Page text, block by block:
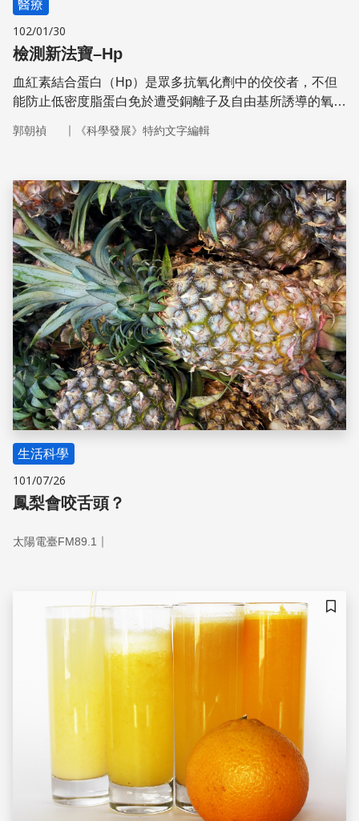
醫療
102/01/30
檢測新法寶–Hp
血紅素結合蛋白（Hp）是眾多抗氧化劑中的佼佼者，不但
能防止低密度脂蛋白免於遭受銅離子及自由基所誘導的氧化
有蛋白質體中最強的抗氧化蛋白。
郭朝禎 ｜ 《科學發展》特約文字編輯
儲存
生活科學
101/07/26
鳳梨會咬舌頭？
太陽電臺FM89.1 ｜
儲存